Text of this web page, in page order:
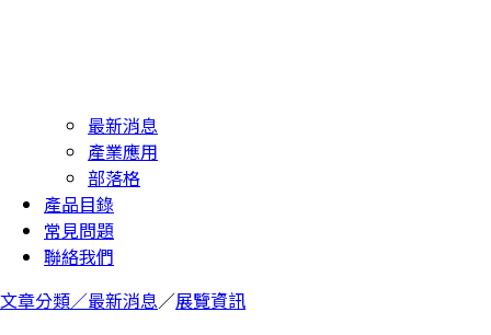
最新消息
產業應用
部落格
產品目錄
常見問題
聯絡我們
文章分類／最新消息／展覽資訊